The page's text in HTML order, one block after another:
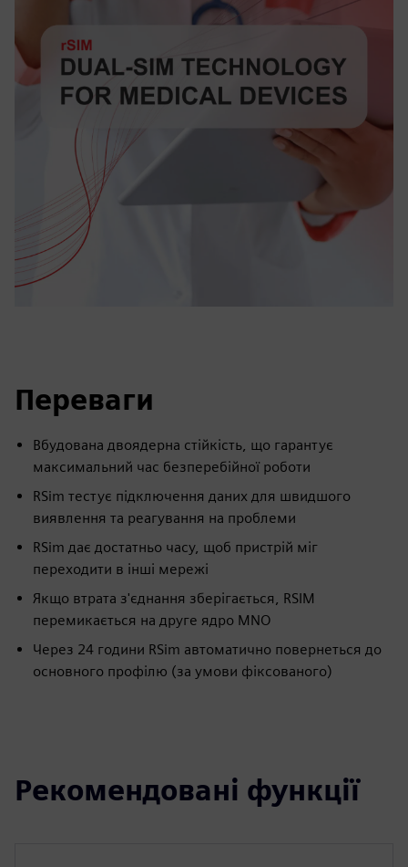
Переваги
Вбудована двоядерна стійкість, що гарантує
максимальний час безперебійної роботи
RSim тестує підключення даних для швидшого
виявлення та реагування на проблеми
RSim дає достатньо часу, щоб пристрій міг
переходити в інші мережі
Якщо втрата з'єднання зберігається, RSIM
перемикається на друге ядро MNO
Через 24 години RSim автоматично повернеться до
основного профілю (за умови фіксованого)
Рекомендовані функції